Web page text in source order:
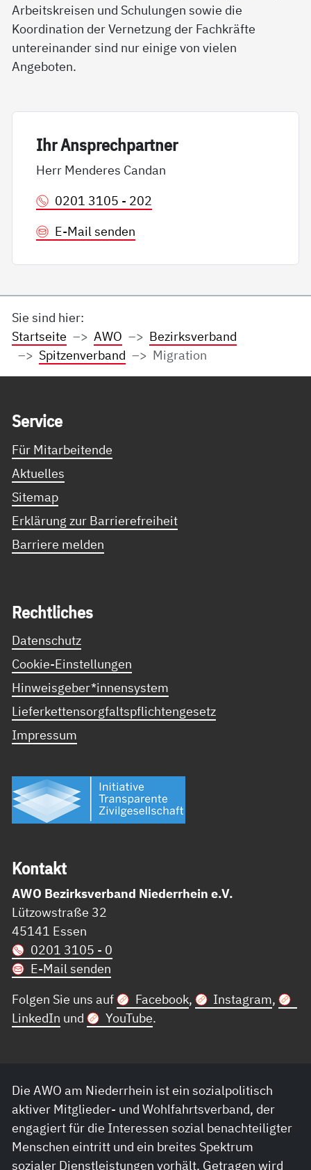
Arbeitskreisen und Schulungen sowie die
Koordination der Vernetzung der Fachkräfte
untereinander sind nur einige von vielen
Angeboten.
Ihr An­sp­rech­part­ner
Herr Menderes Candan
0201 3105 - 202
E-Mail senden
Sie sind hier:
Startseite
AWO
Bezirksverband
Spitzenverband
Migration
Ser­vice
Für Mitarbeitende
Aktuelles
Sitemap
Erklärung zur Barrierefreiheit
Barriere melden
Recht­li­ches
Datenschutz
Cookie-Einstellungen
Hinweisgeber*innensystem
Lieferkettensorgfaltspflichtengesetz
Impressum
Kon­takt
AWO Bezirksverband Niederrhein e.V.
Lützowstraße 32
45141 Essen
0201 3105 - 0
E-Mail senden
Folgen Sie uns auf
Facebook, Instagram,
LinkedIn und YouTube.
Die AWO am Niederrhein ist ein sozialpolitisch
aktiver Mitglieder- und Wohlfahrtsverband, der
engagiert für die Interessen sozial benachteiligter
Menschen eintritt und ein breites Spektrum
sozialer Dienstleistungen vorhält. Getragen wird